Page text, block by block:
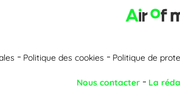
Politique des cookies Politique de
Nous contacter La